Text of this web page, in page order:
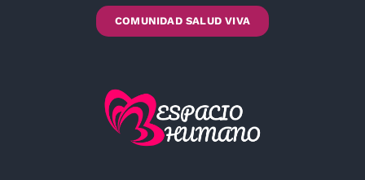
COMUNIDAD SALUD VIVA